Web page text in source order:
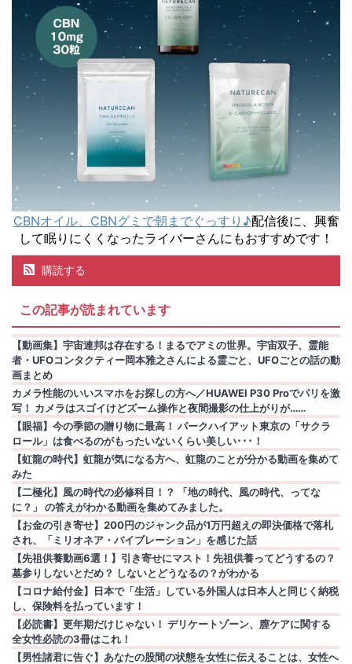
CBNオイル、CBNグミで朝までぐっすり♪配信後に、興奮
して眠りにくくなったライバーさんにもおすすめです！
購読する
この記事が読まれています
【動画集】宇宙連邦は存在する！まるでアミの世界。宇宙双子、霊能
者・UFOコンタクティー岡本雅之さんによる霊ごと、UFOごとの話の動
画まとめ
カメラ性能のいいスマホをお探しの方へ／HUAWEI P30 Proでパリを激
写！ カメラはスゴイけどズーム操作と夜間撮影の仕上がりが……
【眼福】今の季節の贈り物に最高！ パークハイアット東京の「サクラ
ロール」は食べるのがもったいないくらい美しい･･･！
【虹龍の時代】虹龍が気になる方へ、虹龍のことが分かる動画を集めて
みた
【二極化】風の時代の必修科目！？ 「地の時代、風の時代、ってな
に？」 の答えがわかる動画を集めてみました。
【お金の引き寄せ】200円のジャンク品が1万円超えの即決価格で落札
され、「ミリオネア・バイブレーション」を感じた話
【先祖供養動画6選！】引き寄せにマスト！先祖供養ってどうするの？
墓参りしないとだめ？ しないとどうなるの？がわかる
【コロナ給付金】日本で「生活」している外国人は日本人と同じく納税
し、保険料を払っています！
【必読書】更年期だけじゃない！ デリケートゾーン、膣ケアに関する
全女性必読の3冊はこれ！
【男性諸君に告ぐ】あなたの股間の状態を女性に伝えることは、女性へ